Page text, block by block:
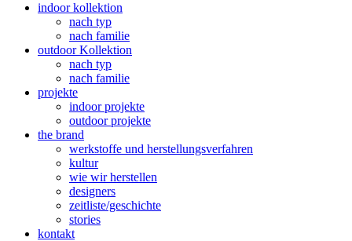
indoor kollektion
nach typ
nach familie
outdoor Kollektion
nach typ
nach familie
projekte
indoor projekte
outdoor projekte
the brand
werkstoffe und herstellungsverfahren
kultur
wie wir herstellen
designers
zeitliste/geschichte
stories
kontakt